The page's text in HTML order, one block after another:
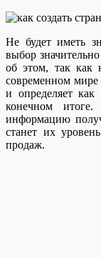
Не будет иметь
выбор
об этом, так как
современном
и определяет
конечном
информацию
станет их
продаж.